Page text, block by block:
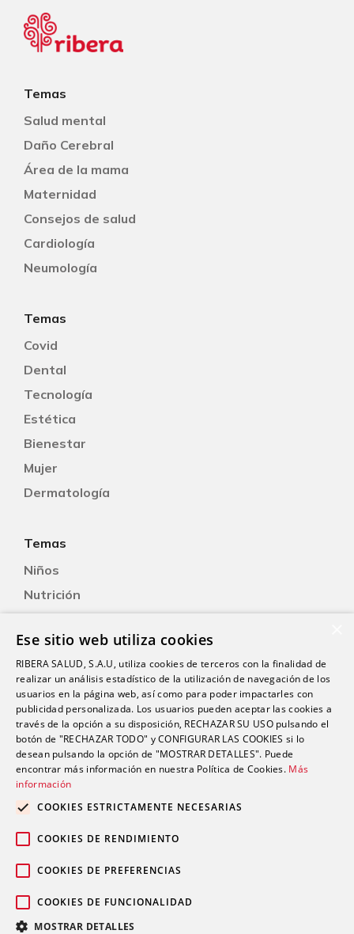
Temas
Salud mental
Daño Cerebral
Área de la mama
Maternidad
Consejos de salud
Cardiología
Neumología
Temas
Covid
Dental
Tecnología
Estética
Bienestar
Mujer
Dermatología
Temas
Niños
Nutrición
Salud Sexual
Oftalmología
Otorrinolaringología
Oncología
Fisioterapia
Contacto
© 2026 Grupo Ribera |
Ese sitio web utiliza cookies
RIBERA SALUD, S.A.U, utiliza cookies de terceros con la finalidad de
realizar un análisis estadístico de la utilización de navegación de los
usuarios en la página web, así como para poder impactarles con
publicidad personalizada. Los usuarios pueden aceptar las cookies a
través de la opción a su disposición, RECHAZAR SU USO pulsando el
botón de "RECHAZAR TODO" y CONFIGURAR LAS COOKIES si lo
desean pulsando la opción de "MOSTRAR DETALLES". Puede
encontrar más información en nuestra Política de Cookies. Más
información
COOKIES ESTRICTAMENTE NECESARIAS
COOKIES DE RENDIMIENTO
COOKIES DE PREFERENCIAS
COOKIES DE FUNCIONALIDAD
MOSTRAR DETALLES